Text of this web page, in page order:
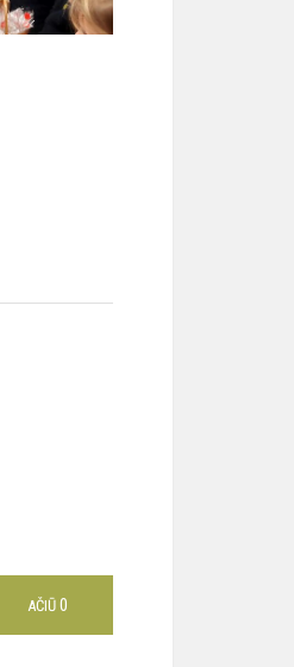
AČIŪ 0